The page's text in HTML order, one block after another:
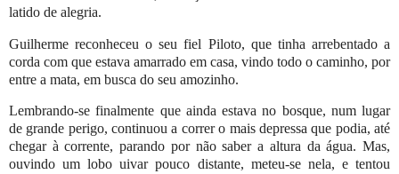
latido de alegria.
Guilherme reconheceu o seu fiel Piloto, que tinha arrebentado a
corda com que estava amarrado em casa, vindo todo o caminho, por
entre a mata, em busca do seu amozinho.
Lembrando-se finalmente que ainda estava no bosque, num lugar
de grande perigo, continuou a correr o mais depressa que podia, até
chegar à corrente, parando por não saber a altura da água. Mas,
ouvindo um lobo uivar pouco distante, meteu-se nela, e tentou